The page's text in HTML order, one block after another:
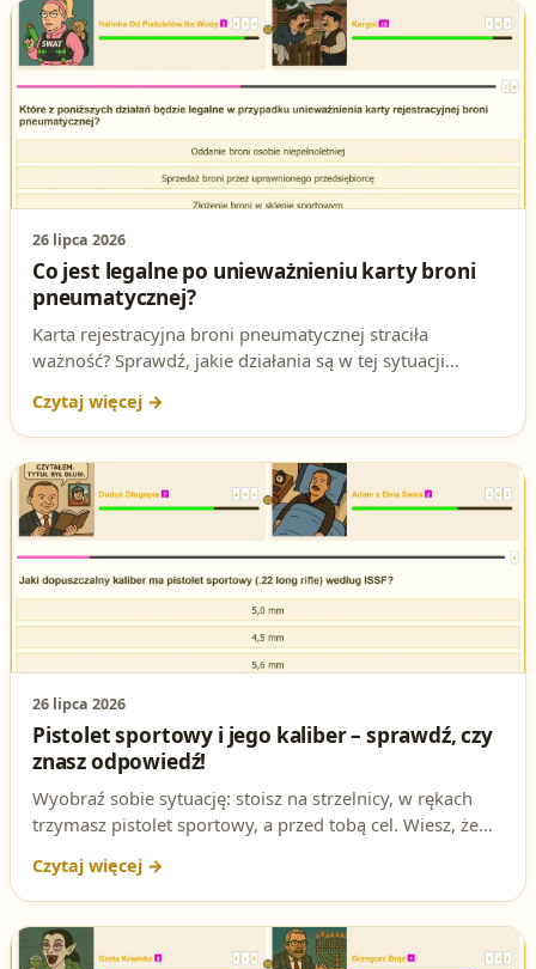
26 lipca 2026
Co jest legalne po unieważnieniu karty broni
pneumatycznej?
Karta rejestracyjna broni pneumatycznej straciła
ważność? Sprawdź, jakie działania są w tej sytuacji
prawem – to częste pytanie na egzaminie na patent
strzelecki.
26 lipca 2026
Pistolet sportowy i jego kaliber – sprawdź, czy
znasz odpowiedź!
Wyobraź sobie sytuację: stoisz na strzelnicy, w rękach
trzymasz pistolet sportowy, a przed tobą cel. Wiesz, że
dopuszczalny kaliber pistoletu sportowego (.22 long rifle)
według ISSF? To pytanie może zadecydować o twoim
wyniku na egzaminie!